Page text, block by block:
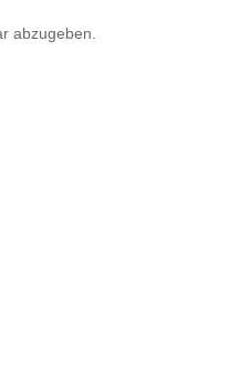
abzugeben.